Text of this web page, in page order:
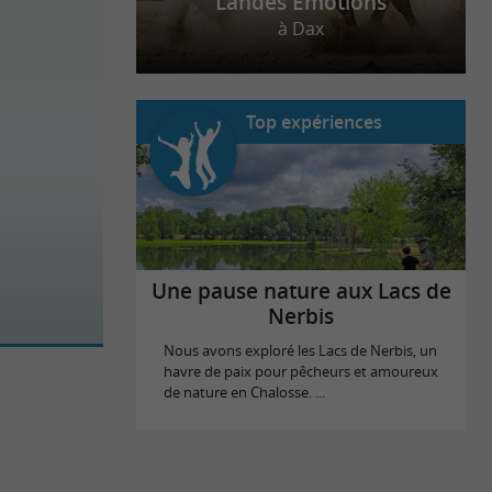
à Dax
Top expériences
Une pause nature aux Lacs de
Nerbis
Nous avons exploré les Lacs de Nerbis, un
havre de paix pour pêcheurs et amoureux
de nature en Chalosse. ...